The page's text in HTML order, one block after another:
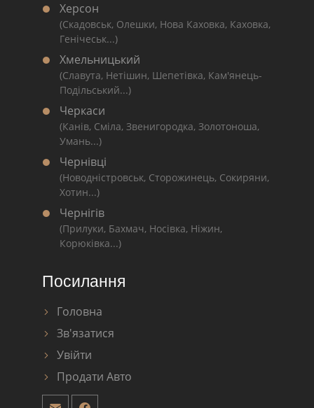
Херсон
(Скадовськ, Олешки, Нова Каховка, Каховка,
Генічеськ...)
Хмельницький
(Славута, Нетішин, Шепетівка, Кам'янець-
Подільський...)
Черкаси
(Канів, Сміла, Звенигородка, Золотоноша,
Умань...)
Чернівці
(Новодністровськ, Сторожинець, Сокиряни,
Хотин...)
Чернігів
(Прилуки, Бахмач, Носівка, Ніжин,
Корюківка...)
Посилання
Головна
Зв'язатися
Увійти
Продати Авто